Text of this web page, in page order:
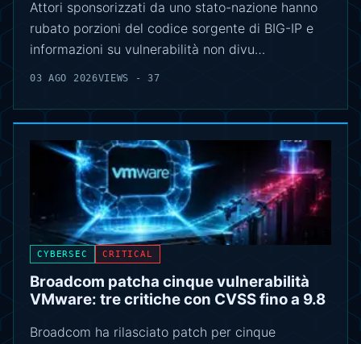
Attori sponsorizzati da uno stato-nazione hanno
rubato porzioni del codice sorgente di BIG-IP e
informazioni su vulnerabilità non divu…
03 AGO 2026VIEWS - 37
CYBERSEC CRITICAL
Broadcom patcha cinque vulnerabilità
VMware: tre critiche con CVSS fino a 9.8
Broadcom ha rilasciato patch per cinque